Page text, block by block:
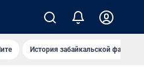
История забайкальской фамилии